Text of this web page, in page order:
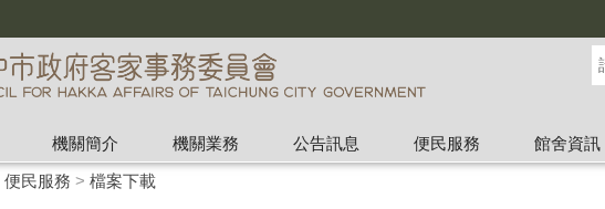
機關簡介 機關業務 公告訊息 便民服務 館舍資訊
便民服務 > 檔案下載